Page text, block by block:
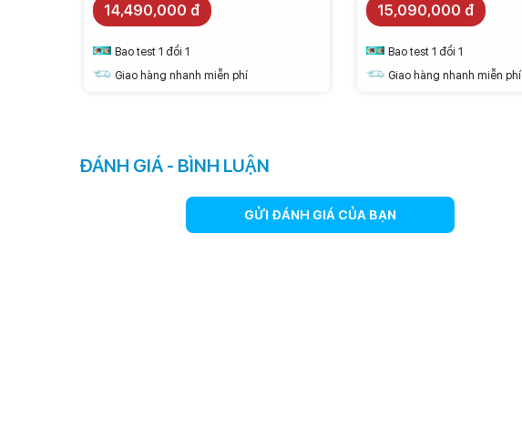
14,490,000 đ
Bao test 1 đổi 1
Giao hàng nhanh miễn phí
15,090,000 đ
Bao test 1 đổi 1
Giao hàng nhanh miễn phí
ĐÁNH GIÁ - BÌNH LUẬN
GỬI ĐÁNH GIÁ CỦA BẠN